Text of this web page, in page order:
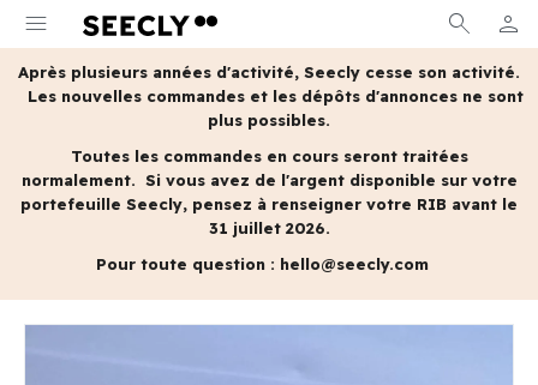
menu search person
MON
Après plusieurs années d'activité, Seecly cesse son activité.
Les nouvelles commandes et les dépôts d'annonces ne sont
plus possibles.
Toutes les commandes en cours seront traitées
normalement. Si vous avez de l'argent disponible sur votre
portefeuille Seecly, pensez à renseigner votre RIB avant le
31 juillet 2026.
Pour toute question : hello@seecly.com